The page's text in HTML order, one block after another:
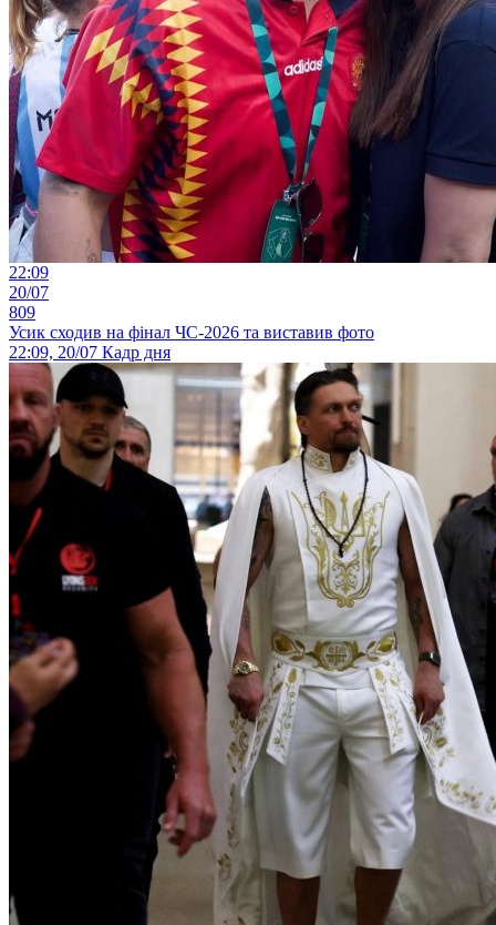
22:09
20/07
809
Усик сходив на фінал ЧС-2026 та виставив фото
22:09, 20/07 Кадр дня